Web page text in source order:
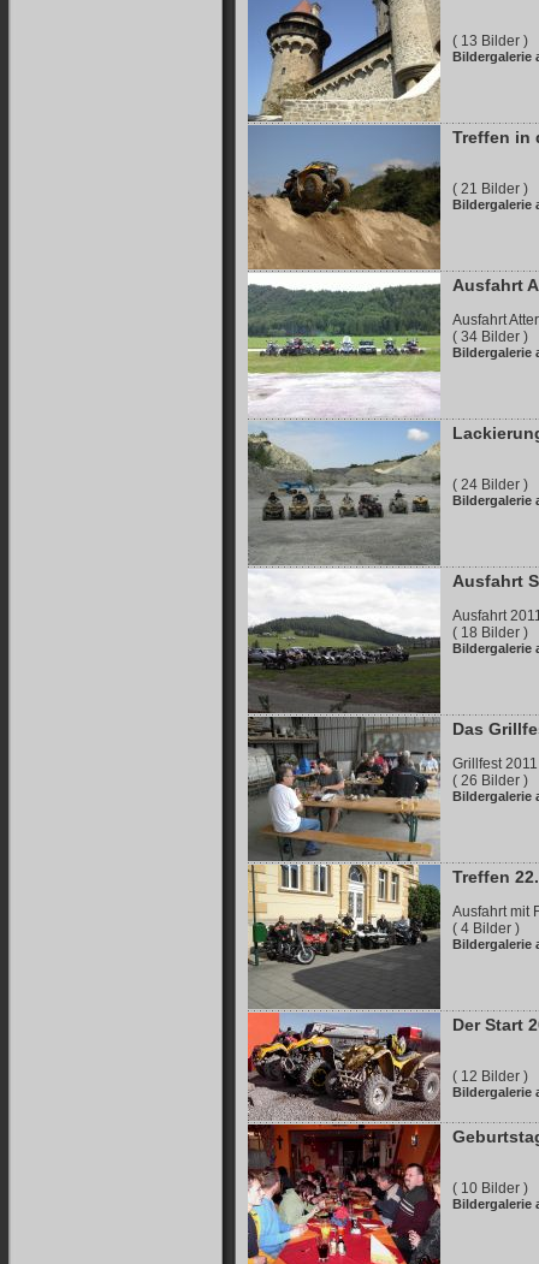
( 13 Bilder )
Bildergalerie
Treffen in
( 21 Bilder )
Bildergalerie
Ausfahrt
Ausfahrt
( 34 Bilder )
Bildergalerie
( 24 Bilder )
Bildergalerie
Ausfahrt
Ausfahrt
( 18 Bilder )
Bildergalerie
Das
Grillfest 2011
( 26 Bilder )
Bildergalerie
Treffen
Ausfahrt mit
( 4 Bilder )
Bildergalerie
Der Start
( 12 Bilder )
Bildergalerie
( 10 Bilder )
Bildergalerie